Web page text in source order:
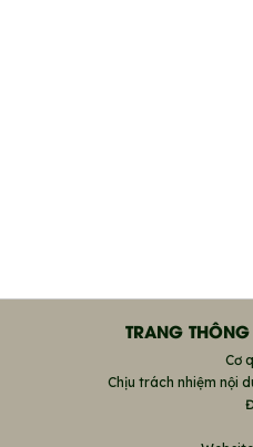
TRANG
Cơ
Chịu trách nhiệm nội